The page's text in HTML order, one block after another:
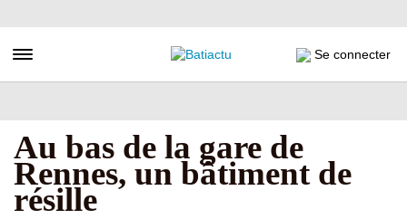
au
principal
Toggle navigation Se connecter
Au bas de la gare de
Rennes, un bâtiment de
résille